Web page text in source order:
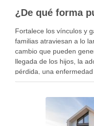
Fortalece los vínculos y
familias atraviesan a lo
cambio que pueden
llegada de los hijos, la
pérdida, una
pueden alterar el